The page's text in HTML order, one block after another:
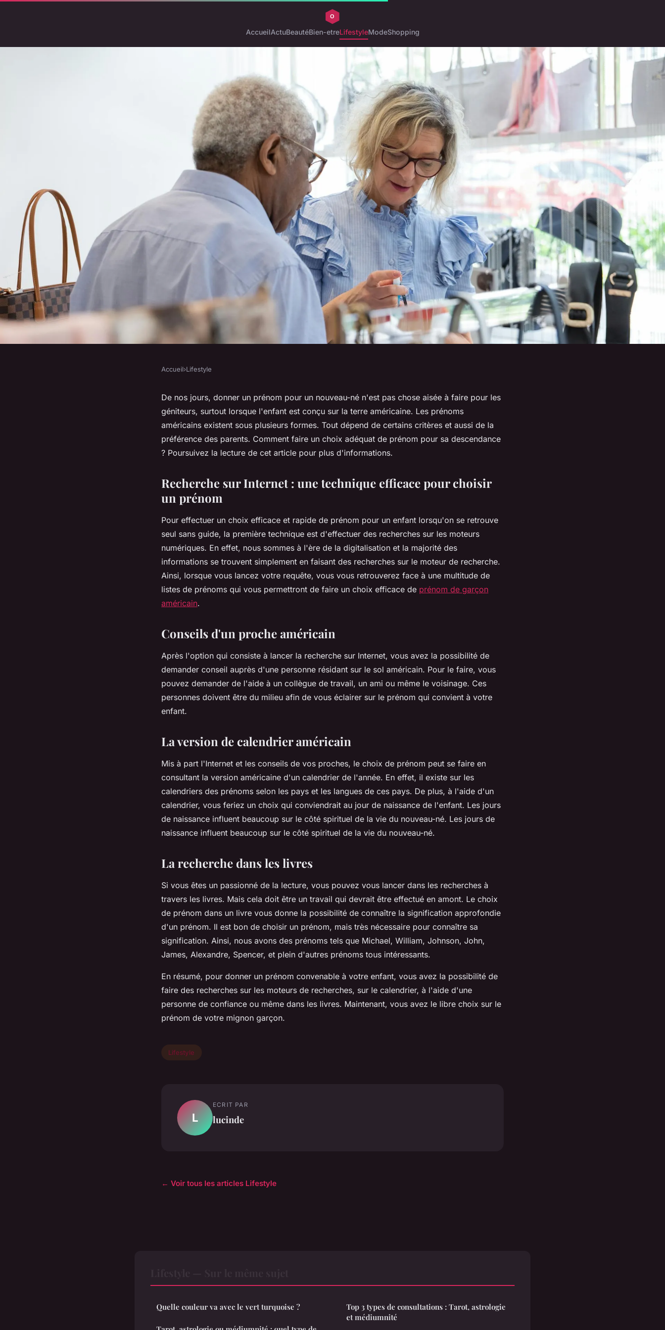
AccueilActuBeautéBien-etreLifestyleModeShopping
Astuces à suivre pour faire le choix
d'un prénom américain
2 min de lecture
Accueil›Lifestyle
De nos jours, donner un prénom pour un nouveau-né n'est pas chose aisée à faire pour les
géniteurs, surtout lorsque l'enfant est conçu sur la terre américaine. Les prénoms
américains existent sous plusieurs formes. Tout dépend de certains critères et aussi de la
préférence des parents. Comment faire un choix adéquat de prénom pour sa descendance
? Poursuivez la lecture de cet article pour plus d'informations.
Recherche sur Internet : une technique efficace pour choisir
un prénom
Pour effectuer un choix efficace et rapide de prénom pour un enfant lorsqu'on se retrouve
seul sans guide, la première technique est d'effectuer des recherches sur les moteurs
numériques. En effet, nous sommes à l'ère de la digitalisation et la majorité des
informations se trouvent simplement en faisant des recherches sur le moteur de recherche.
Ainsi, lorsque vous lancez votre requête, vous vous retrouverez face à une multitude de
listes de prénoms qui vous permettront de faire un choix efficace de prénom de garçon
américain.
Conseils d'un proche américain
Après l'option qui consiste à lancer la recherche sur Internet, vous avez la possibilité de
demander conseil auprès d'une personne résidant sur le sol américain. Pour le faire, vous
pouvez demander de l'aide à un collègue de travail, un ami ou même le voisinage. Ces
personnes doivent être du milieu afin de vous éclairer sur le prénom qui convient à votre
enfant.
La version de calendrier américain
Mis à part l'Internet et les conseils de vos proches, le choix de prénom peut se faire en
consultant la version américaine d'un calendrier de l'année. En effet, il existe sur les
calendriers des prénoms selon les pays et les langues de ces pays. De plus, à l'aide d'un
calendrier, vous feriez un choix qui conviendrait au jour de naissance de l'enfant. Les jours
de naissance influent beaucoup sur le côté spirituel de la vie du nouveau-né. Les jours de
naissance influent beaucoup sur le côté spirituel de la vie du nouveau-né.
La recherche dans les livres
Si vous êtes un passionné de la lecture, vous pouvez vous lancer dans les recherches à
travers les livres. Mais cela doit être un travail qui devrait être effectué en amont. Le choix
de prénom dans un livre vous donne la possibilité de connaître la signification approfondie
d'un prénom. Il est bon de choisir un prénom, mais très nécessaire pour connaître sa
signification. Ainsi, nous avons des prénoms tels que Michael, William, Johnson, John,
James, Alexandre, Spencer, et plein d'autres prénoms tous intéressants.
En résumé, pour donner un prénom convenable à votre enfant, vous avez la possibilité de
faire des recherches sur les moteurs de recherches, sur le calendrier, à l'aide d'une
personne de confiance ou même dans les livres. Maintenant, vous avez le libre choix sur le
prénom de votre mignon garçon.
Lifestyle
L
ECRIT PAR
lucinde
← Voir tous les articles Lifestyle
Quelle couleur va avec le vert turquoise ?
Top 3 types de consultations : Tarot, astrologie
et médiumnité